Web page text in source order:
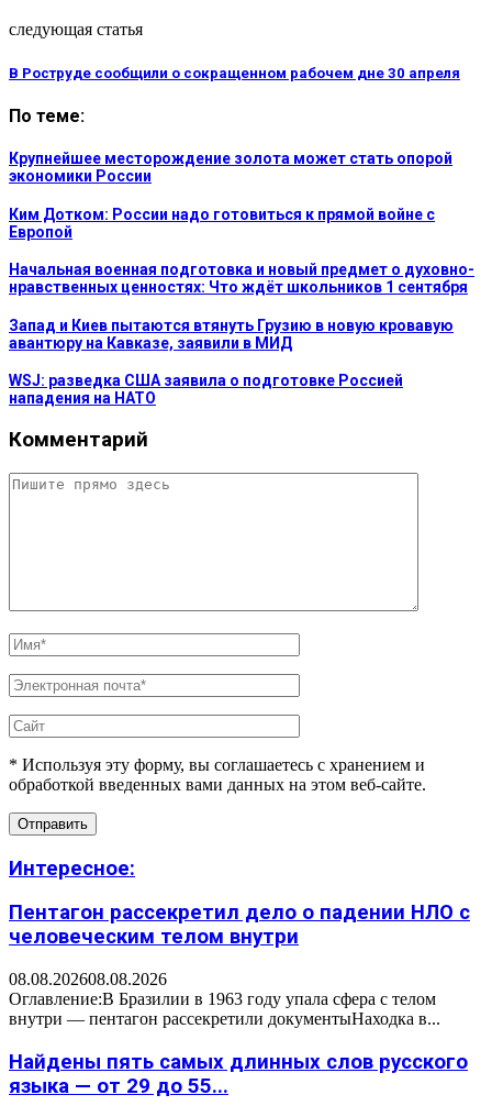
следующая статья
В Роструде сообщили о сокращенном рабочем дне 30 апреля
По теме:
Крупнейшее месторождение золота может стать опорой
экономики России
Ким Дотком: России надо готовиться к прямой войне с
Европой
Начальная военная подготовка и новый предмет о духовно-
нравственных ценностях: Что ждёт школьников 1 сентября
Запад и Киев пытаются втянуть Грузию в новую кровавую
авантюру на Кавказе, заявили в МИД
WSJ: разведка США заявила о подготовке Россией
нападения на НАТО
Комментарий
* Используя эту форму, вы соглашаетесь с хранением и
обработкой введенных вами данных на этом веб-сайте.
Интересное:
Пентагон рассекретил дело о падении НЛО с
человеческим телом внутри
08.08.202608.08.2026
Оглавление:В Бразилии в 1963 году упала сфера с телом
внутри — пентагон рассекретили документыНаходка в...
Найдены пять самых длинных слов русского
языка — от 29 до 55...